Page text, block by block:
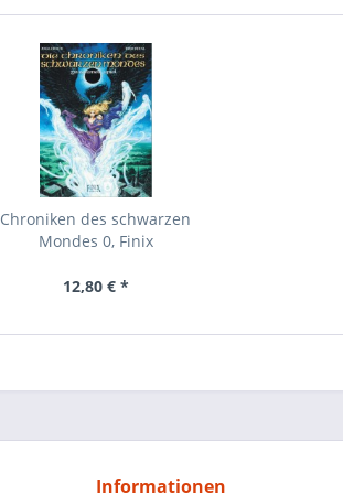
Chroniken des schwarzen
Mondes 0, Finix
12,80 € *
Informationen